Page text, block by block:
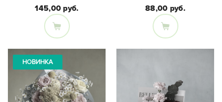
Состав букета и
Роза сорта Джаст Мо
145,00 руб.
Состав композиции:
Розы, кустовые розы,
гиперикум, эустома,
88,00 руб.
НОВИНКА